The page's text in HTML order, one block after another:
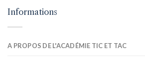
Informations
A PROPOS DE L'ACADÉMIE TIC ET TAC